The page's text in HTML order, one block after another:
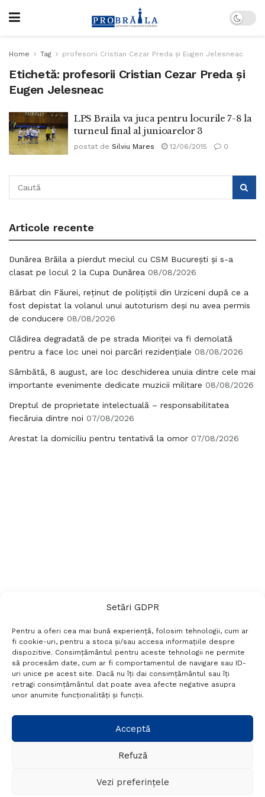
Setări GDPR
Pentru a oferi cea mai bună experiență, folosim tehnologii, cum ar
fi cookie-uri, pentru a stoca și/sau accesa informațiile despre
dispozitive. Consimțământul pentru aceste tehnologii ne permite
să procesăm date, cum ar fi comportamentul de navigare sau ID-
uri unice pe acest site. Dacă nu îți dai consimțământul sau îți
retragi consimțământul dat poate avea afecte negative asupra
unor anumite funcționalități și funcții.
Acceptă
Refuză
Vezi preferințele
Home Tag profesorii Cristian Cezar Preda și Eugen Jelesneac
Etichetă: profesorii Cristian Cezar Preda și
Eugen Jelesneac
LPS Braila va juca pentru locurile 7-8 la
turneul final al junioarelor 3
postat de Silviu Mares 12/06/2015 0
Articole recente
Dunărea Brăila a pierdut meciul cu CSM București și s-a
clasat pe locul 2 la Cupa Dunărea 08/08/2026
Bărbat din Făurei, reținut de polițiștii din Urziceni după ce a
fost depistat la volanul unui autoturism deși nu avea permis
de conducere 08/08/2026
Clădirea degradată de pe strada Mioriței va fi demolată
pentru a face loc unei noi parcări rezidențiale 08/08/2026
Sâmbătă, 8 august, are loc deschiderea unuia dintre cele mai
importante evenimente dedicate muzicii militare 08/08/2026
Dreptul de proprietate intelectuală – responsabilitatea
fiecăruia dintre noi 07/08/2026
Arestat la domiciliu pentru tentativă la omor 07/08/2026
Termeni si conditii
Politică de confidențialitate
Politica cookies
Setări GDPR
+40 788 760 194